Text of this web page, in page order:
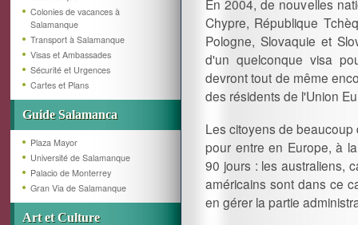
Colonies de vacances à
Salamanque
Transport à Salamanque
Visas et Ambassades
Sécurité et Urgences
Cartes et Plans
Guide Salamanca
Plaza Mayor
Université de Salamanque
Palacio de Monterrey
Gran Via de Salamanque
Art et Culture
En 2004, de nouvelles
Chypre, République
Pologne, Slovaquie et
d'un quelconque visa
devront tout de même
des résidents de l'Union
Les citoyens de
pour entre en Europe, à
90 jours : les australiens,
américains sont dans ce
en gérer la partie